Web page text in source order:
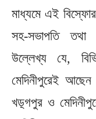
মাধ্যমে এই
সহ-সভাপতি তথা
উল্লেখ্য যে,
মেদিনীপুরেই
খড়্গপুর ও